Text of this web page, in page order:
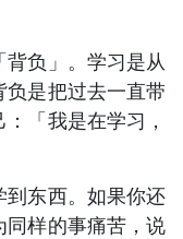
负」。学习是从
是把过去一直带
「我是在学习，
东西。如果你还
样的事痛苦，说